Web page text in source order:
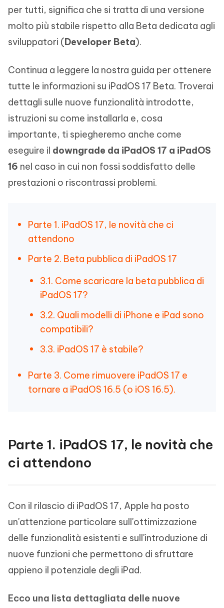
per tutti, significa che si tratta di una versione
molto più stabile rispetto alla Beta dedicata agli
sviluppatori (Developer Beta).
Continua a leggere la nostra guida per ottenere
tutte le informazioni su iPadOS 17 Beta. Troverai
dettagli sulle nuove funzionalità introdotte,
istruzioni su come installarla e, cosa
importante, ti spiegheremo anche come
eseguire il downgrade da iPadOS 17 a iPadOS
16 nel caso in cui non fossi soddisfatto delle
prestazioni o riscontrassi problemi.
Parte 1. iPadOS 17, le novità che ci
attendono
Parte 2. Beta pubblica di iPadOS 17
3.1. Come scaricare la beta pubblica di
iPadOS 17?
3.2. Quali modelli di iPhone e iPad sono
compatibili?
3.3. iPadOS 17 è stabile?
Parte 3. Come rimuovere iPadOS 17 e
tornare a iPadOS 16.5 (o iOS 16.5).
Parte 1. iPadOS 17, le novità che
ci attendono
Con il rilascio di iPadOS 17, Apple ha posto
un'attenzione particolare sull'ottimizzazione
delle funzionalità esistenti e sull'introduzione di
nuove funzioni che permettono di sfruttare
appieno il potenziale degli iPad.
Ecco una lista dettagliata delle nuove